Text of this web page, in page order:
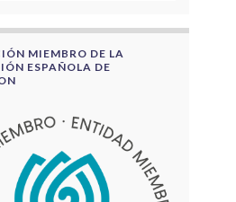
MIEMBRO DE LA
ESPAÑOLA DE